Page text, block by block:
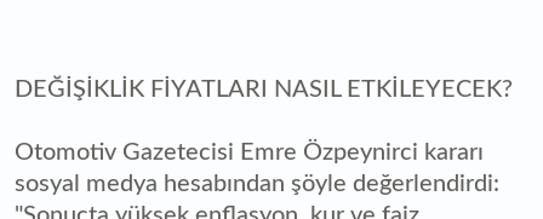
DEĞİŞİKLİK FİYATLARI NASIL ETKİLEYECEK?
Otomotiv Gazetecisi Emre Özpeynirci kararı
sosyal medya hesabından şöyle değerlendirdi: